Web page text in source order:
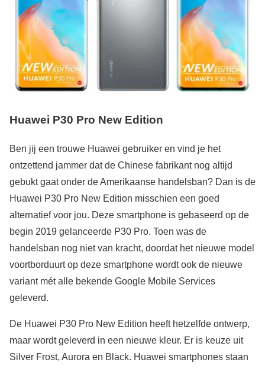
Huawei P30 Pro New Edition
Ben jij een trouwe Huawei gebruiker en vind je het
ontzettend jammer dat de Chinese fabrikant nog altijd
gebukt gaat onder de Amerikaanse handelsban? Dan is de
Huawei P30 Pro New Edition misschien een goed
alternatief voor jou. Deze smartphone is gebaseerd op de
begin 2019 gelanceerde P30 Pro. Toen was de
handelsban nog niet van kracht, doordat het nieuwe model
voortborduurt op deze smartphone wordt ook de nieuwe
variant mét alle bekende Google Mobile Services
geleverd.
De Huawei P30 Pro New Edition heeft hetzelfde ontwerp,
maar wordt geleverd in een nieuwe kleur. Er is keuze uit
Silver Frost, Aurora en Black. Huawei smartphones staan